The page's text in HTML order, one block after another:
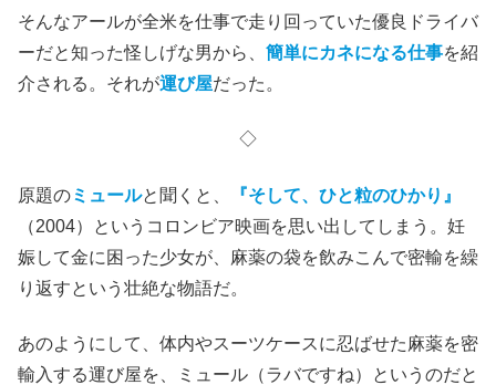
そんなアールが全米を仕事で走り回っていた優良ドライバ
ーだと知った怪しげな男から、 簡単にカネになる仕事を紹
介される。それが運び屋だった。
◇
原題のミュールと聞くと、
『そして、ひと粒のひかり』
（2004）というコロンビア映画を思い出してしまう。妊
娠して金に困った少女が、麻薬の袋を飲みこんで密輸を繰
り返すという壮絶な物語だ。
あのようにして、体内やスーツケースに忍ばせた麻薬を密
輸入する運び屋を、ミュール（ラバですね）というのだと